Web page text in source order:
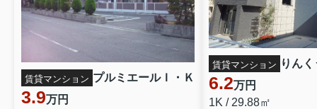
賃貸マンション プルミエールＩ・Ｋ
3.9万円
賃貸マンション りん
6.2万円
1K / 29.88㎡